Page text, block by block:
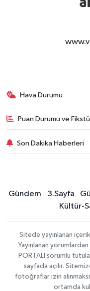
Hava Durumu
Puan Durumu ve
Son Dakika Haberleri
Gündem 3.Sayfa
Kültür-
Sitede yayınlanan
Yayınlanan
PORTALI sorumlu
sayfada açılır.
fotoğraflar izin
ortamda